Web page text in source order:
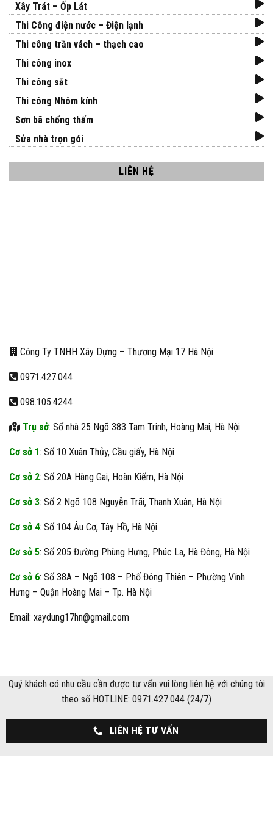
Xây Trát – Ốp Lát
Thi Công điện nước – Điện lạnh
Thi công trần vách – thạch cao
Thi công inox
Thi công sắt
Thi công Nhôm kính
Sơn bã chống thấm
Sửa nhà trọn gói
LIÊN HỆ
Công Ty TNHH Xây Dựng – Thương Mại 17 Hà Nội
0971.427.044
098.105.4244
Trụ sở: Số nhà 25 Ngõ 383 Tam Trinh, Hoàng Mai, Hà Nội
Cơ sở 1: Số 10 Xuân Thủy, Cầu giấy, Hà Nội
Cơ sở 2: Số 20A Hàng Gai, Hoàn Kiếm, Hà Nội
Cơ sở 3: Số 2 Ngõ 108 Nguyễn Trãi, Thanh Xuân, Hà Nội
Cơ sở 4: Số 104 Âu Cơ, Tây Hồ, Hà Nội
Cơ sở 5: Số 205 Đường Phùng Hưng, Phúc La, Hà Đông, Hà Nội
Cơ sở 6: Số 38A – Ngõ 108 – Phố Đông Thiên – Phường Vĩnh
Hưng – Quận Hoàng Mai – Tp. Hà Nội
Email: xaydung17hn@gmail.com
Quý khách có nhu cầu cần được tư vấn vui lòng liên hệ với chúng tôi
theo số HOTLINE: 0971.427.044 (24/7)
LIÊN HỆ TƯ VẤN